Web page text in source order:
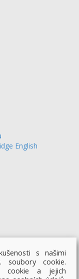
s našimi
soubory cookie.
cookie a jejich
English